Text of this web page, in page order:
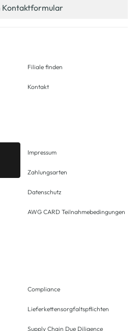
Kontaktformular
Filiale finden
Kontakt
Impressum
Zahlungsarten
Datenschutz
AWG CARD Teilnahmebedingungen
Compliance
Lieferkettensorgfaltspflichten
Supply Chain Due Diligence